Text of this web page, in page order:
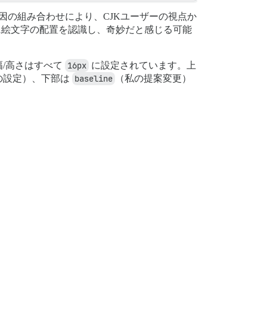
の組み合わせにより、CJKユーザーの視点か
文字の配置を認識し、奇妙だと感じる可能
高さはすべて 16px に設定されています。上
設定）、下部は baseline
（私の提案変更）